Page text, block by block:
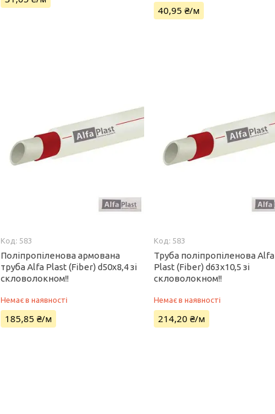
40,95 ₴/м
583
Поліпропіленова армована
труба Alfa Plast (Fiber) d50х8,4 зі
скловолокном!!
Немає в наявності
185,85 ₴/м
583
Труба поліпропіленова Alfa
Plast (Fiber) d63х10,5 зі
скловолокном!!
Немає в наявності
214,20 ₴/м